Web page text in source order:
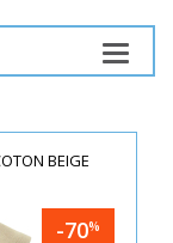
BEIGE
-70%